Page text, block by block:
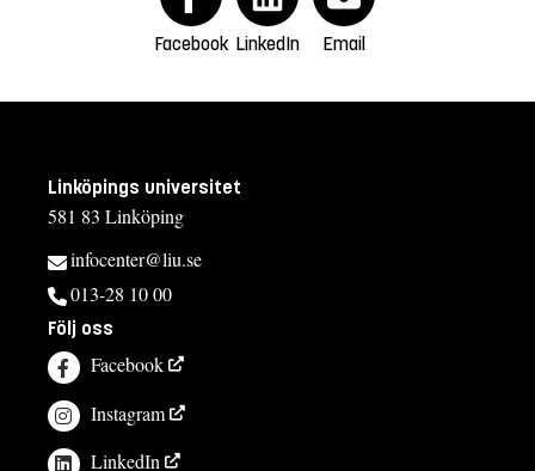
Facebook LinkedIn Email
Linköpings universitet
581 83 Linköping
infocenter@liu.se
013-28 10 00
Följ oss
Facebook
Instagram
LinkedIn